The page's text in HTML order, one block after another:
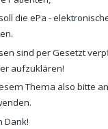
die ePa -
sind per Gesetzt
aufzuklären!
Thema also bitte
Dank!